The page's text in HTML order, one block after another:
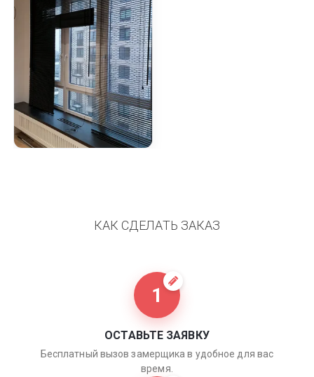
КАК СДЕЛАТЬ ЗАКАЗ
1
ОСТАВЬТЕ ЗАЯВКУ
Бесплатный вызов замерщика в удобное для вас
время.